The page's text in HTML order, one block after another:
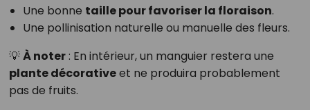
Une bonne taille pour favoriser la floraison.
Une pollinisation naturelle ou manuelle des fleurs.
💡À noter: En intérieur, un manguier restera une
plante décorativeet ne produira probablement
pas de fruits.